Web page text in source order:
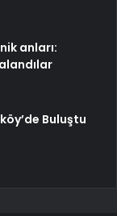
anları:
Buluştu